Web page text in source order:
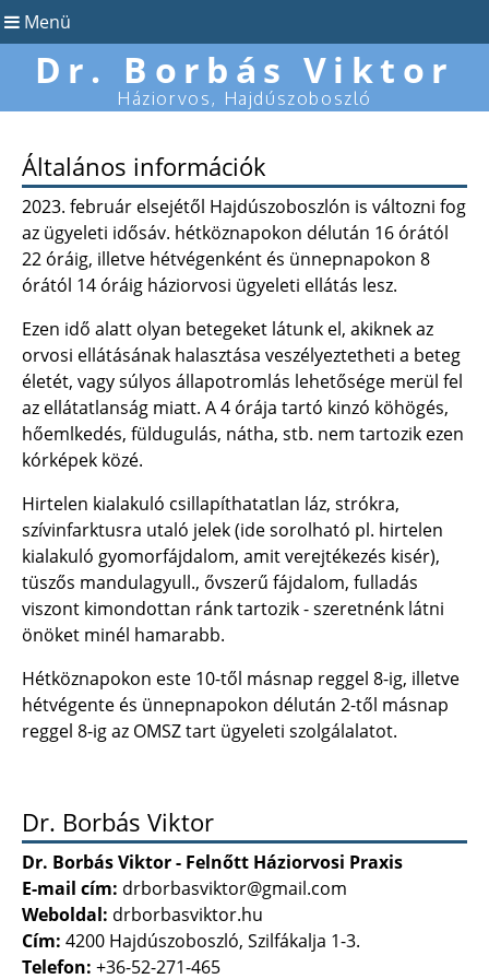
Menü
Dr. Borbás Viktor
Háziorvos, Hajdúszoboszló
Általános információk
2023. február elsejétől Hajdúszoboszlón is változni fog
az ügyeleti idősáv. hétköznapokon délután 16 órától
22 óráig, illetve hétvégenként és ünnepnapokon 8
órától 14 óráig háziorvosi ügyeleti ellátás lesz.
Ezen idő alatt olyan betegeket látunk el, akiknek az
orvosi ellátásának halasztása veszélyeztetheti a beteg
életét, vagy súlyos állapotromlás lehetősége merül fel
az ellátatlanság miatt. A 4 órája tartó kinzó köhögés,
hőemlkedés, füldugulás, nátha, stb. nem tartozik ezen
kórképek közé.
Hirtelen kialakuló csillapíthatatlan láz, strókra,
szívinfarktusra utaló jelek (ide sorolható pl. hirtelen
kialakuló gyomorfájdalom, amit verejtékezés kisér),
tüszős mandulagyull., ővszerű fájdalom, fulladás
viszont kimondottan ránk tartozik - szeretnénk látni
önöket minél hamarabb.
Hétköznapokon este 10-től másnap reggel 8-ig, illetve
hétvégente és ünnepnapokon délután 2-től másnap
reggel 8-ig az OMSZ tart ügyeleti szolgálalatot.
Dr. Borbás Viktor
Dr. Borbás Viktor - Felnőtt Háziorvosi Praxis
E-mail cím: drborbasviktor@gmail.com
Weboldal: drborbasviktor.hu
Cím: 4200 Hajdúszoboszló, Szilfákalja 1-3.
Telefon: +36-52-271-465